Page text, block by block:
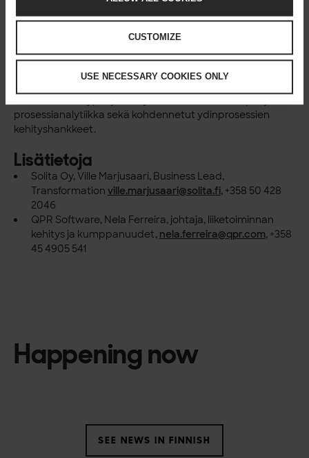
CUSTOMIZE
USE NECESSARY COOKIES ONLY
Tiiviin integraation olemassa oleviin data-alustoihin,
Datan laadun parantuminenprosessiläpinäkyvyyden
lisääntymisen sivutuotteena.
Solita ja QPR jatkavat yhteistarjoomansa kehittämistä
prosessianalytiikka sekä kohdennetut ydinprosessien
kehityshankkeet.
Lisätietoja
Solita Oy, Ville Marjusaari, Business Lead,
Transformation ville.marjusaari@solita.fi, +358 50 428
2046
QPR Software, Nela Ferreira, johtaja, liiketoiminnan
kehitys ja kumppanuudet, nela.ferreira@qpr.com, +358
45 4905 541
Happening now
SEE NEWS IN FINNISH